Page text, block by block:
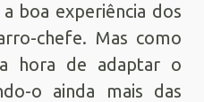
boa experiência dos
chefe. Mas como
hora de adaptar o
o ainda mais das